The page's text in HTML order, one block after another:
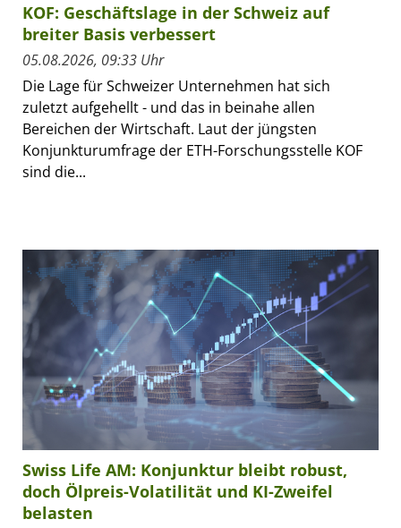
KOF: Geschäftslage in der Schweiz auf
breiter Basis verbessert
05.08.2026, 09:33 Uhr
Die Lage für Schweizer Unternehmen hat sich
zuletzt aufgehellt - und das in beinahe allen
Bereichen der Wirtschaft. Laut der jüngsten
Konjunkturumfrage der ETH-Forschungsstelle KOF
sind die...
Swiss Life AM: Konjunktur bleibt robust,
doch Ölpreis-Volatilität und KI-Zweifel
belasten